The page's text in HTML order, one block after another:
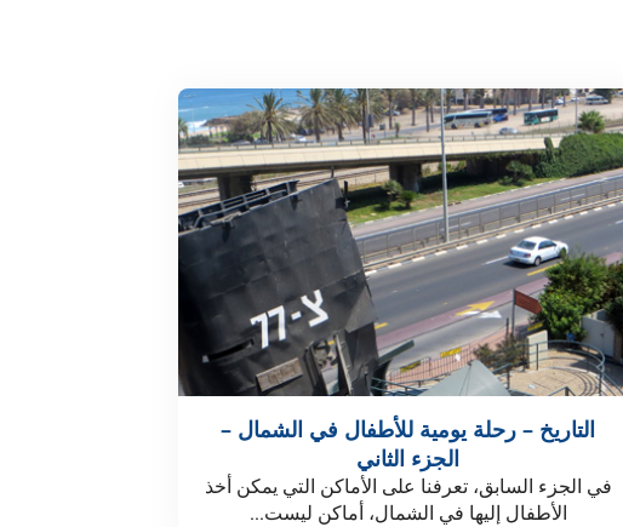
التاريخ – رحلة يومية للأطفال في الشمال –
الجزء الثاني
في الجزء السابق، تعرفنا على الأماكن التي يمكن أخذ
الأطفال إليها في الشمال، أماكن ليست...